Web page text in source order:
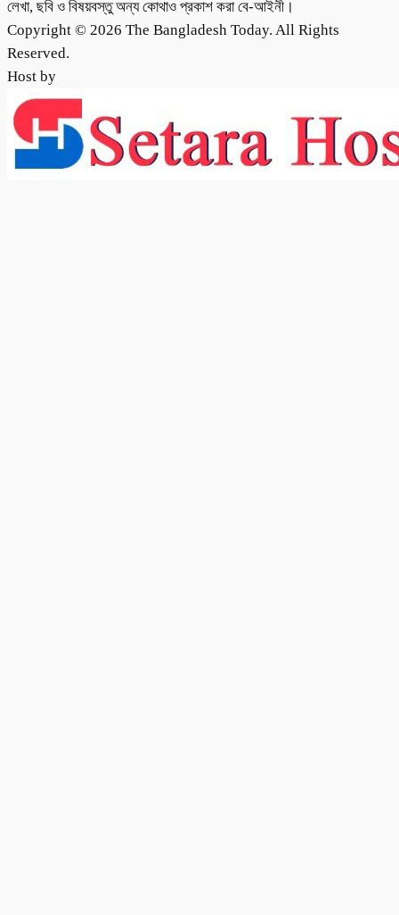
লেখা, ছবি ও বিষয়বস্তু অন্য কোথাও প্রকাশ করা বে-আইনী।
Copyright © 2026 The Bangladesh Today. All Rights
Reserved.
Host by